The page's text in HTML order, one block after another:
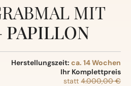
MIT
PAPILLON
Herstellungszeit: ca. 14 Wochen
Ihr Komplettpreis
statt 4.000,00 €